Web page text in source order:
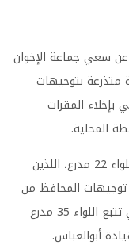
سعي جماعة الإخوان
متذرعة بتوجيهات
المقرات
المحلية.
ووفقا للمصادر فقد عملت قيادة محور تعز واللواء 22 مدرع، اللذين
المحافظ من
خلال استهداف قوات أخرى في الجيش اليمني تتبع اللواء 35 مدرع
أبوالعباس.